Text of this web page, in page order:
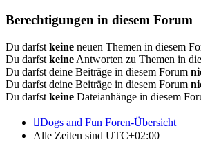
Berechtigungen in diesem Forum
Du darfst keine neuen Themen in diesem
Du darfst keine Antworten zu Themen in
Du darfst deine Beiträge in diesem Forum
Du darfst deine Beiträge in diesem Forum
Du darfst keine Dateianhänge in diesem
Dogs and Fun Foren-Übersicht
Alle Zeiten sind UTC+02:00